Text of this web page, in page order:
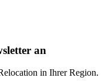
an
in Ihrer Region.